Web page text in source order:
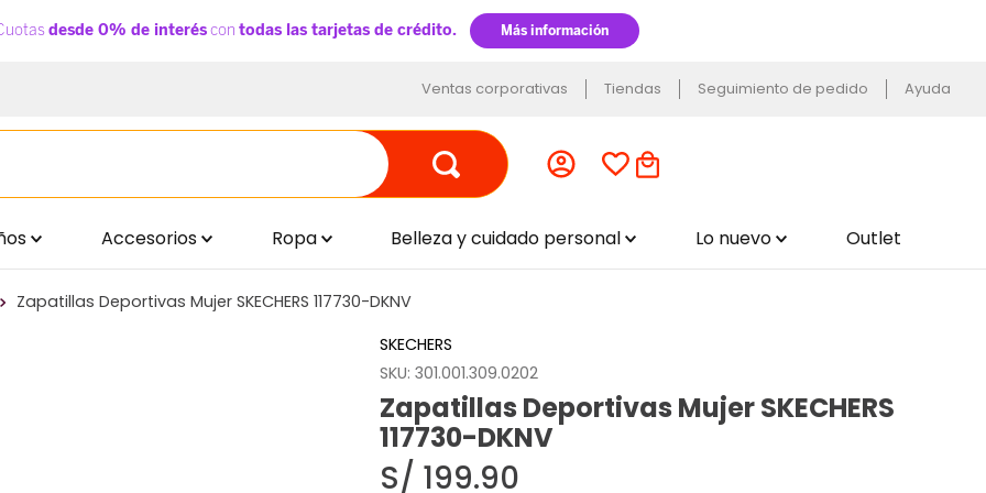
Ventas corporativas Tiendas Seguimiento de pedido Ayuda
Accesorios Ropa Belleza y cuidado personal Lo nuevo Outlet
Zapatillas Deportivas Mujer SKECHERS 117730-DKNV
SKECHERS
SKU: 301.001.309.0202
Zapatillas Deportivas Mujer SKECHERS
117730-DKNV
S/ 199.90